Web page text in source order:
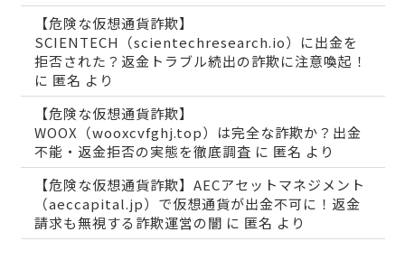
【危険な仮想通貨詐欺】
SCIENTECH（scientechresearch.io）に出金を
拒否された？返金トラブル続出の詐欺に注意喚起！
に 匿名 より
【危険な仮想通貨詐欺】
WOOX（wooxcvfghj.top）は完全な詐欺か？出金
不能・返金拒否の実態を徹底調査 に 匿名 より
【危険な仮想通貨詐欺】AECアセットマネジメント
（aeccapital.jp）で仮想通貨が出金不可に！返金
請求も無視する詐欺運営の闇 に 匿名 より